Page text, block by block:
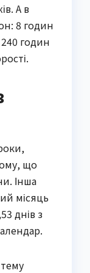
А в
8 годин
годин
що
Інша
місяць
днів з